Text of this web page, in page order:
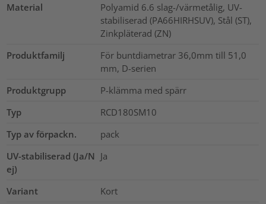
Material
Polyamid 6.6 slag-/värmetålig, UV-
stabiliserad (PA66HIRHSUV), Stål (ST),
Zinkpläterad (ZN)
Produktfamilj
För buntdiametrar 36,0mm till 51,0
mm, D-serien
Produktgrupp
P-klämma med spärr
Typ
RCD180SM10
Typ av förpackn.
pack
UV-stabiliserad (Ja/N
ej)
Ja
Variant
Kort